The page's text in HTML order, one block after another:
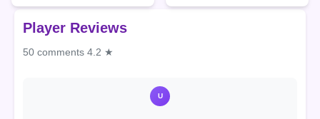
Player Reviews
50 comments 4.2 ★
U